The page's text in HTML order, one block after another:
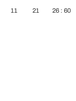
11 21 26 : 60